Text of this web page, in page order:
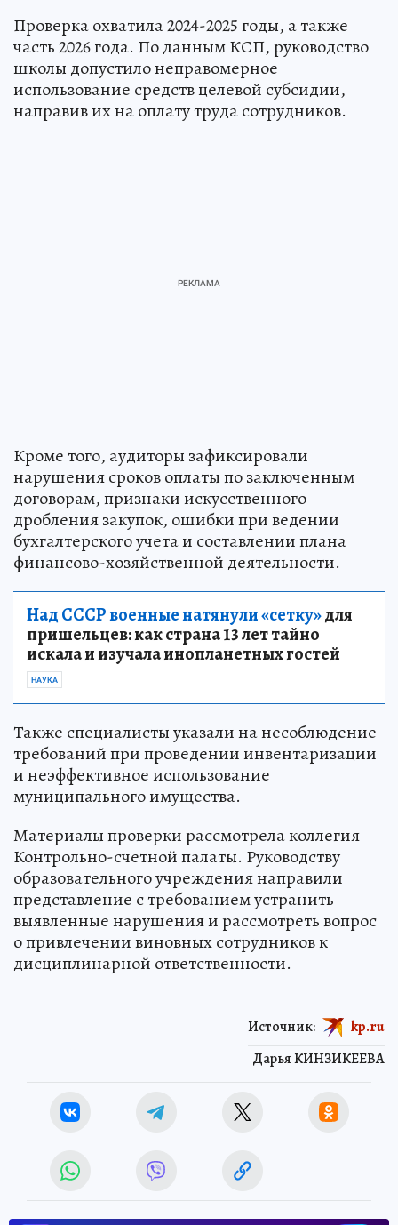
Проверка охватила 2024-2025 годы, а также
часть 2026 года. По данным КСП, руководство
школы допустило неправомерное
использование средств целевой субсидии,
направив их на оплату труда сотрудников.
Кроме того, аудиторы зафиксировали
нарушения сроков оплаты по заключенным
договорам, признаки искусственного
дробления закупок, ошибки при ведении
бухгалтерского учета и составлении плана
финансово-хозяйственной деятельности.
Над СССР военные натянули «сетку»для
пришельцев: как страна 13 лет тайно
искала и изучала инопланетных гостей
НАУКА
Также специалисты указали на несоблюдение
требований при проведении инвентаризации
и неэффективное использование
муниципального имущества.
Материалы проверки рассмотрела коллегия
Контрольно-счетной палаты. Руководству
образовательного учреждения направили
представление с требованием устранить
выявленные нарушения и рассмотреть вопрос
о привлечении виновных сотрудников к
дисциплинарной ответственности.
Дарья КИНЗИКЕЕВА
Источник: kp.ru